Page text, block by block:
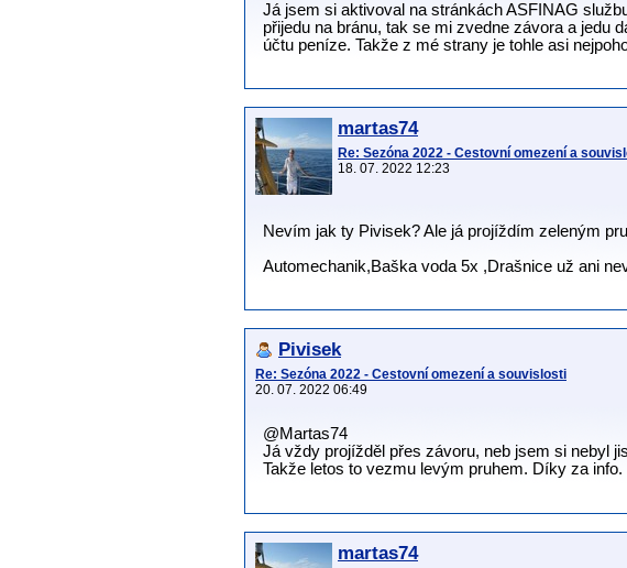
Já jsem si aktivoval na stránkách ASFINAG
přijedu na bránu, tak se mi zvedne závora a jedu
účtu peníze. Takže z mé strany je tohle asi
martas74
Re: Sezóna 2022 - Cestovní omezení a
18. 07. 2022 12:23
Nevím jak ty Pivisek? Ale já projíždím zeleným
Automechanik,Baška voda 5x ,Drašnice už ani
Pivisek
Re: Sezóna 2022 - Cestovní omezení a souvislosti
20. 07. 2022 06:49
@Martas74
Já vždy projížděl přes závoru, neb jsem si nebyl
Takže letos to vezmu levým pruhem. Díky za info.
martas74